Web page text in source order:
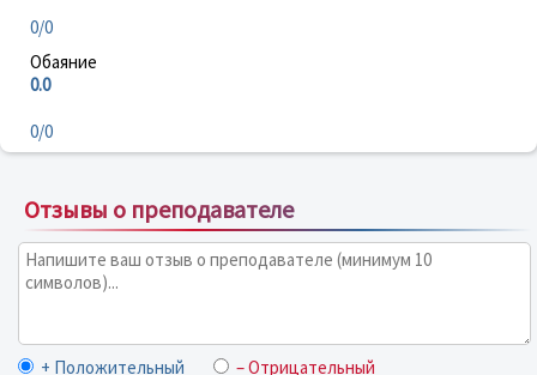
0/0
Обаяние
0.0
0/0
Отзывы о преподавателе
+ Положительный – Отрицательный